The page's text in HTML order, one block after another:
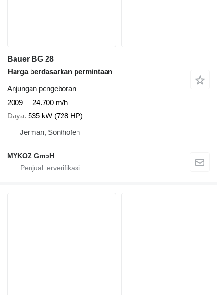
Bauer BG 28
Harga berdasarkan permintaan
Anjungan pengeboran
2009
24.700 m/h
Daya 535 kW (728 HP)
Jerman, Sonthofen
MYKOZ GmbH